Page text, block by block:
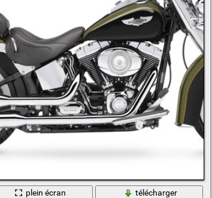
plein écran
télécharger